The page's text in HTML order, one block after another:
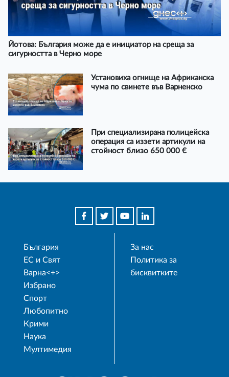
Йотова: България може да е инициатор на среща за
сигурността в Черно море
Установиха огнище на Африканска
чума по свинете във Варненско
При специализирана полицейска
операция са иззети артикули на
стойност близо 650 000 €
България
ЕС и Свят
Варна<+>
Избрано
Спорт
Любопитно
Крими
Наука
Мултимедия
За нас
Политика за
бисквитките